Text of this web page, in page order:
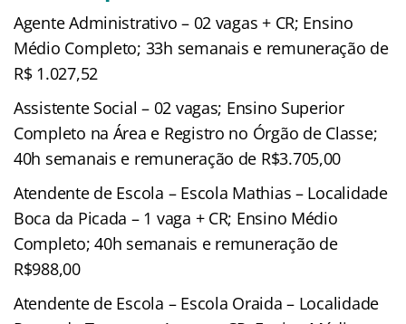
Agente Administrativo – 02 vagas + CR; Ensino
Médio Completo; 33h semanais e remuneração de
R$ 1.027,52
Assistente Social – 02 vagas; Ensino Superior
Completo na Área e Registro no Órgão de Classe;
40h semanais e remuneração de R$3.705,00
Atendente de Escola – Escola Mathias – Localidade
Boca da Picada – 1 vaga + CR; Ensino Médio
Completo; 40h semanais e remuneração de
R$988,00
Atendente de Escola – Escola Oraida – Localidade